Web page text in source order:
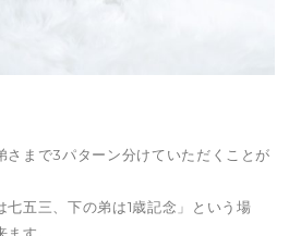
さまで3パターン分けていただくことが
五三、下の弟は1歳記念」という場